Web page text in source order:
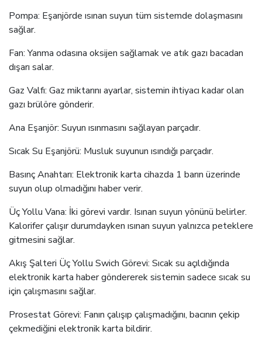
Pompa: Eşanjörde ısınan suyun tüm sistemde dolaşmasını
sağlar.
Fan: Yanma odasına oksijen sağlamak ve atık gazı bacadan
dışarı salar.
Gaz Valfı: Gaz miktarını ayarlar, sistemin ihtiyacı kadar olan
gazı brülöre gönderir.
Ana Eşanjör: Suyun ısınmasını sağlayan parçadır.
Sıcak Su Eşanjörü: Musluk suyunun ısındığı parçadır.
Basınç Anahtarı: Elektronik karta cihazda 1 barın üzerinde
suyun olup olmadığını haber verir.
Üç Yollu Vana: İki görevi vardır. Isınan suyun yönünü belirler.
Kalorifer çalışır durumdayken ısınan suyun yalnızca peteklere
gitmesini sağlar.
Akış Şalteri Üç Yollu Swich Görevi: Sıcak su açıldığında
elektronik karta haber göndererek sistemin sadece sıcak su
için çalışmasını sağlar.
Prosestat Görevi: Fanın çalışıp çalışmadığını, bacının çekip
çekmediğini elektronik karta bildirir.